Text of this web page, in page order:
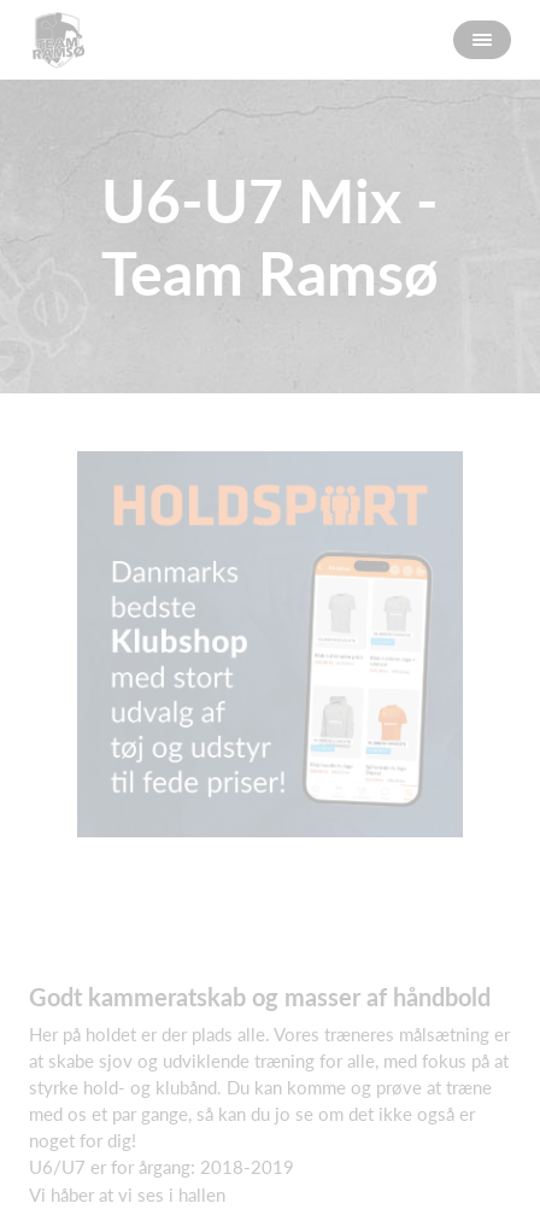
U6-U7 Mix -
Team Ramsø
Godt kammeratskab og masser af håndbold
Her på holdet er der plads alle. Vores træneres målsætning er
at skabe sjov og udviklende træning for alle, med fokus på at
styrke hold- og klubånd. Du kan komme og prøve at træne
med os et par gange, så kan du jo se om det ikke også er
noget for dig!
U6/U7 er for årgang: 2018-2019
Vi håber at vi ses i hallen